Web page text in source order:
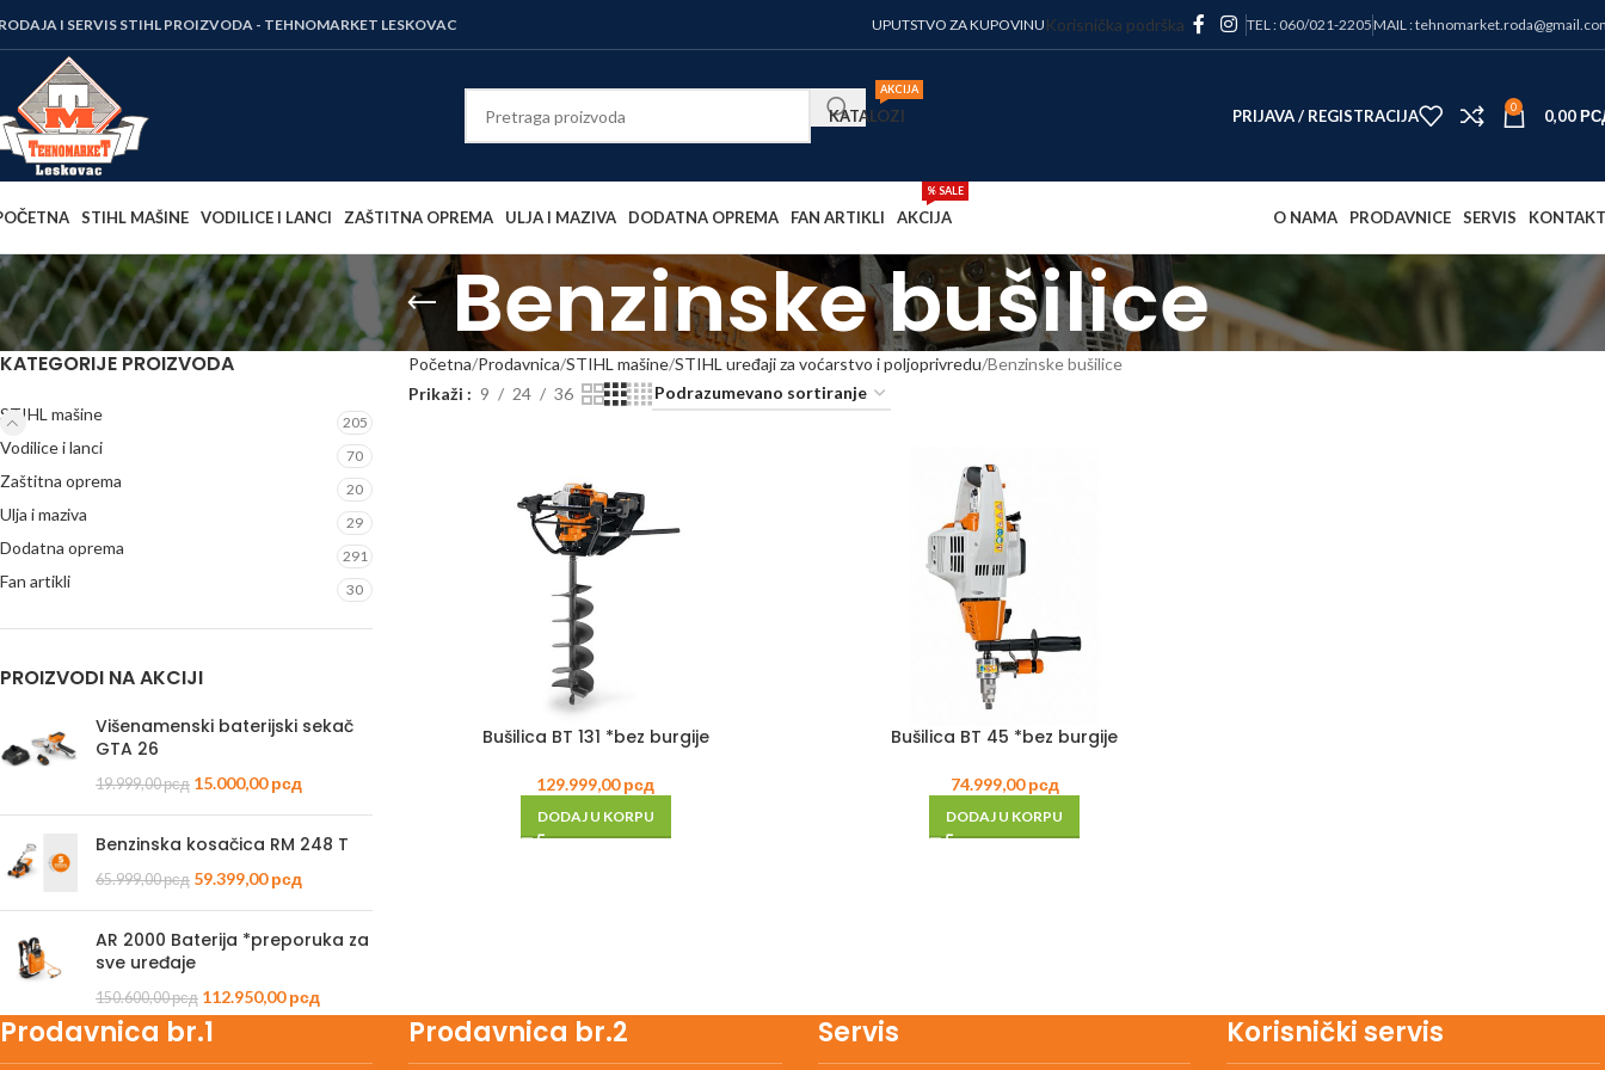
I SERVIS STIHL PROIZVODA - TEHNOMARKET LESKOVAC UPUTSTVO ZA KUPOVINU Korisnička podrška TEL : 060/021-2205MAIL :
KATALOZI
AKCIJA
PRIJAVA / REGISTRACIJA 0 0,00
STIHL MAŠINE VODILICE I LANCI ZAŠTITNA OPREMA ULJA I MAZIVA DODATNA OPREMA FAN ARTIKLI AKCIJA
% SALE
O NAMA PRODAVNICE SERVIS KONTAKT
Benzinske bušilice
KATEGORIJE PROIZVODA
STIHL mašine 205
Vodilice i lanci 70
Zaštitna oprema 20
Ulja i maziva 29
Dodatna oprema 291
Fan artikli 30
PROIZVODI NA AKCIJI
Višenamenski baterijski sekač
GTA 26
19.999,00рсд 15.000,00рсд
Benzinska kosačica RM 248 T
65.999,00рсд 59.399,00рсд
AR 2000 Baterija *preporuka za
sve uređaje
150.600,00рсд 112.950,00рсд
Početna Prodavnica STIHL mašine STIHL uređaji za voćarstvo i poljoprivredu Benzinske bušilice
Prikaži
9 24 36
Bušilica BT 131 *bez burgije
129.999,00рсд
DODAJ U KORPU
Bušilica BT 45 *bez burgije
74.999,00рсд
DODAJ U KORPU
Prodavnica br.1 Prodavnica br.2 Servis Korisnički servis